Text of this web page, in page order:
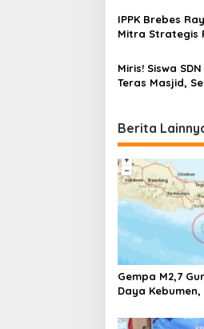
t
o
n
IPPK Brebes
Mitra Strategis
Miris! Siswa
Teras Masjid,
Berita
Gempa M2,7
Daya
Kerusakan